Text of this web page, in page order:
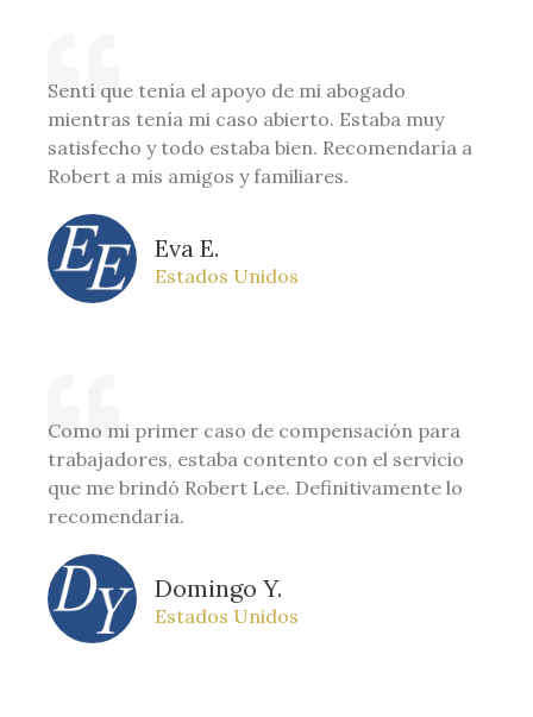
Sentí que tenía el apoyo de mi abogado
mientras tenía mi caso abierto. Estaba muy
satisfecho y todo estaba bien. Recomendaría a
Robert a mis amigos y familiares.
Eva E.
Estados Unidos
Como mi primer caso de compensación para
trabajadores, estaba contento con el servicio
que me brindó Robert Lee. Definitivamente lo
recomendaría.
Domingo Y.
Estados Unidos